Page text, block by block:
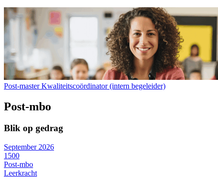
Post-master Kwaliteitscoördinator (intern begeleider)
Post-mbo
Blik op gedrag
September 2026
1500
Post-mbo
Leerkracht